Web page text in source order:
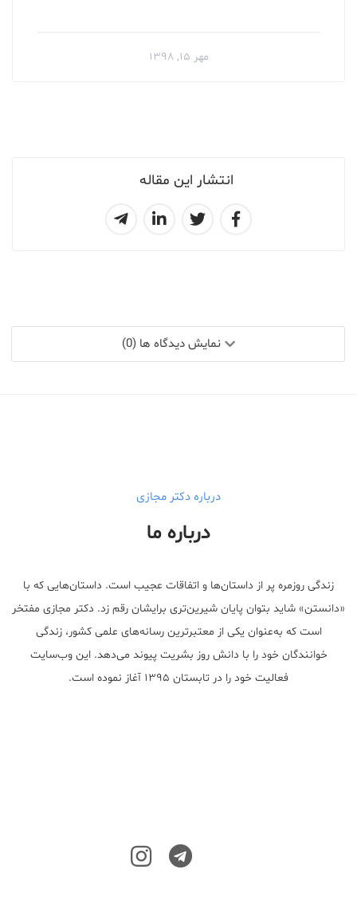
انتشار این مقاله
مهر ۱۵, ۱۳۹۸
نمایش دیدگاه ها (0)
درباره دکتر مجازی
درباره ما
زندگی روزمره پر از داستان‌ها و اتفاقات عجیب است. داستان‌هایی که با
«دانستن» شاید بتوان پایان شیرین‌تری برایشان رقم زد. دکتر مجازی مفتخر
است که به‌عنوان یکی از معتبر‌ترین رسانه‌های علمی کشور، زندگی
خوانندگان خود را با دانش روز بشریت پیوند می‌دهد. این وب‌سایت
فعالیت خود را در تابستان ۱۳۹۵ آغاز نموده است.